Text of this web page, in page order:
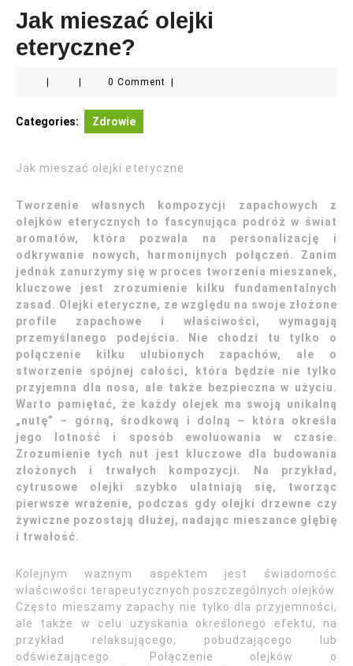
Jak mieszać olejki
eteryczne?
0 Comment
Categories: Zdrowie
Jak mieszać olejki eteryczne
Tworzenie własnych kompozycji zapachowych z
olejków eterycznych to fascynująca podróż w świat
aromatów, która pozwala na personalizację i
odkrywanie nowych, harmonijnych połączeń. Zanim
jednak zanurzymy się w proces tworzenia mieszanek,
kluczowe jest zrozumienie kilku fundamentalnych
zasad. Olejki eteryczne, ze względu na swoje złożone
profile zapachowe i właściwości, wymagają
przemyślanego podejścia. Nie chodzi tu tylko o
połączenie kilku ulubionych zapachów, ale o
stworzenie spójnej całości, która będzie nie tylko
przyjemna dla nosa, ale także bezpieczna w użyciu.
Warto pamiętać, że każdy olejek ma swoją unikalną
„nutę” – górną, środkową i dolną – która określa
jego lotność i sposób ewoluowania w czasie.
Zrozumienie tych nut jest kluczowe dla budowania
złożonych i trwałych kompozycji. Na przykład,
cytrusowe olejki szybko ulatniają się, tworząc
pierwsze wrażenie, podczas gdy olejki drzewne czy
żywiczne pozostają dłużej, nadając mieszance głębię
i trwałość.
Kolejnym ważnym aspektem jest świadomość
właściwości terapeutycznych poszczególnych olejków.
Często mieszamy zapachy nie tylko dla przyjemności,
ale także w celu uzyskania określonego efektu, na
przykład relaksującego, pobudzającego lub
odświeżającego. Połączenie olejków o